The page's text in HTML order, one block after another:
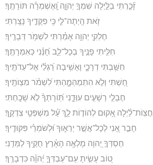
זָ֘כַ֤רְתִּי בַלַּ֣יְלָה שִׁמְךָ֣ יְהוָ֑ה וָֽ֝אֶשְׁמְרָ֗ה תּוֹרָתֶֽךָ׃
זֹ֥את הָֽיְתָה־לִּ֑י כִּ֖י פִקֻּדֶ֣יךָ נָצָֽרְתִּי׃
חֶלְקִ֖י יְהוָ֥ה אָמַ֗רְתִּי לִשְׁמֹ֥ר דְּבָרֶֽיךָ׃
חִלִּ֣יתִי פָנֶ֣יךָ בְכָל־לֵ֑ב חָ֝נֵּ֗נִי כְּאִמְרָתֶֽךָ׃
חִשַּׁ֥בְתִּי דְרָכָ֑י וָאָשִׁ֥יבָה רַ֝גְלַ֗י אֶל־עֵדֹתֶֽיךָ׃
חַ֭שְׁתִּי וְלֹ֣א הִתְמַהְמָ֑הְתִּי לִ֝שְׁמֹ֗ר מִצְוֺתֶֽיךָ׃
חֶבְלֵ֣י רְשָׁעִ֣ים עִוְּדֻ֑נִי תּֽ֝וֹרָתְךָ֗ לֹ֣א שָׁכָֽחְתִּי׃
חֲצֽוֹת־לַ֗יְלָה אָ֭קוּם לְהוֹד֣וֹת לָ֑ךְ עַ֝֗ל מִשְׁפְּטֵ֥י צִדְקֶֽךָ׃
חָבֵ֣ר אָ֭נִי לְכָל־אֲשֶׁ֣ר יְרֵא֑וּךָ וּ֝לְשֹׁמְרֵ֗י פִּקּוּדֶֽיךָ׃
חַסְדְּךָ֣ יְ֭הוָה מָלְאָ֥ה הָאָ֗רֶץ חֻקֶּ֥יךָ לַמְּדֵֽנִי׃
ט֭וֹב עָשִׂ֣יתָ עִֽם־עַבְדְּךָ֑ יְ֝הוָ֗ה כִּדְבָרֶֽךָ׃